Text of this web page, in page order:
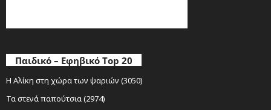
Παιδικό – Εφηβικό Top 20
Η Αλίκη στη χώρα των ψαριών (3050)
Τα στενά παπούτσια (2974)